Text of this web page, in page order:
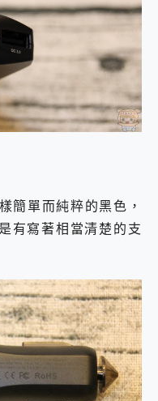
簡單而純粹的黑色，
有寫著相當清楚的支